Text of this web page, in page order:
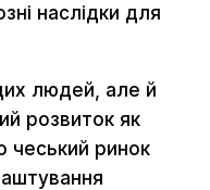
наслідки для
людей, але й
розвиток як
чеський ринок